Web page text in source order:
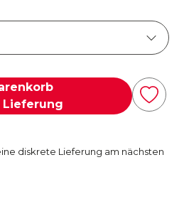
Lieferung
diskrete Lieferung am nächsten